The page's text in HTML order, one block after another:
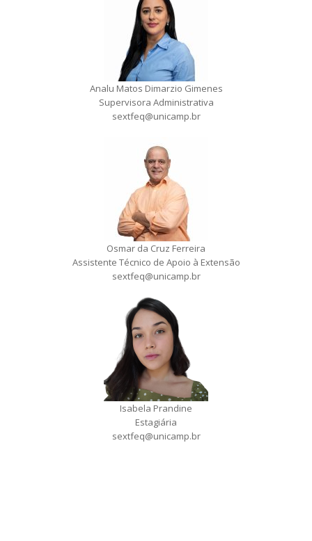
Analu Matos Dimarzio Gimenes
Supervisora Administrativa
sextfeq@unicamp.br
Osmar da Cruz Ferreira
Assistente Técnico de Apoio à Extensão
sextfeq@unicamp.br
Isabela Prandine
Estagiária
sextfeq@unicamp.br